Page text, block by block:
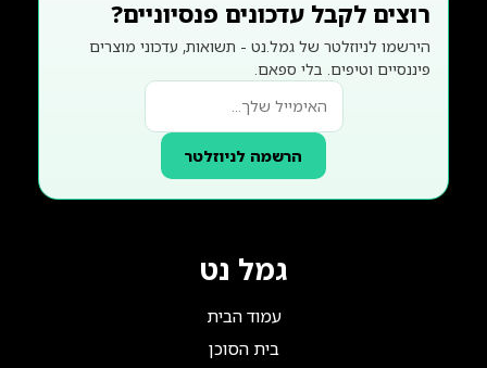
רוצים לקבל עדכונים פנסיוניים?
הירשמו לניוזלטר של גמל.נט - תשואות, עדכוני מוצרים
פיננסיים וטיפים. בלי ספאם.
הרשמה לניוזלטר
גמל נט
עמוד הבית
בית הסוכן